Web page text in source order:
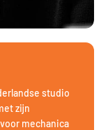
studio
zijn
mechanica